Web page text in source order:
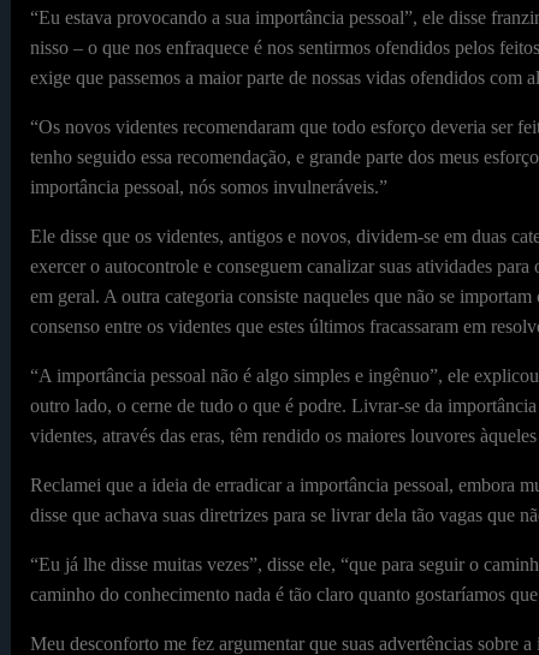
“Eu estava provocando a sua importância pessoal”, ele disse
nisso – o que nos enfraquece é nos sentirmos ofendidos pelos
exige que passemos a maior parte de nossas vidas ofendidos com
“Os novos videntes recomendaram que todo esforço deveria ser
tenho seguido essa recomendação, e grande parte dos meus
importância pessoal, nós somos invulneráveis.”
Ele disse que os videntes, antigos e novos, dividem-se em duas
exercer o autocontrole e conseguem canalizar suas atividades
em geral. A outra categoria consiste naqueles que não se
consenso entre os videntes que estes últimos fracassaram em
“A importância pessoal não é algo simples e ingênuo”, ele
outro lado, o cerne de tudo o que é podre. Livrar-se da
videntes, através das eras, têm rendido os maiores louvores
Reclamei que a ideia de erradicar a importância pessoal, embora
disse que achava suas diretrizes para se livrar dela tão vagas que
“Eu já lhe disse muitas vezes”, disse ele, “que para seguir o
caminho do conhecimento nada é tão claro quanto gostaríamos
Meu desconforto me fez argumentar que suas advertências sobre